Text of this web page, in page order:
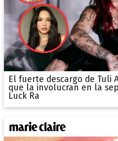
El fuerte descargo de Tuli
que la involucran en la
Luck Ra